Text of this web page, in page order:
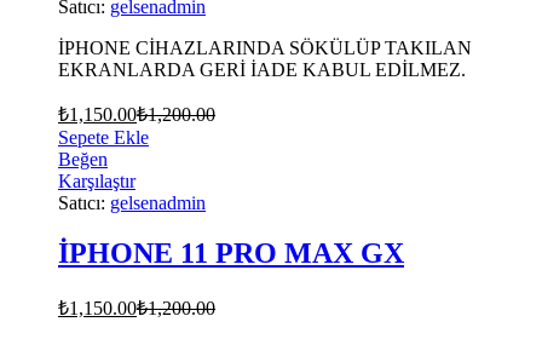
Satıcı: gelsenadmin
İPHONE CİHAZLARINDA SÖKÜLÜP TAKILAN
EKRANLARDA GERİ İADE KABUL EDİLMEZ.
₺1,150.00₺1,200.00
Sepete Ekle
Beğen
Karşılaştır
Satıcı: gelsenadmin
İPHONE 11 PRO MAX GX
₺1,150.00₺1,200.00